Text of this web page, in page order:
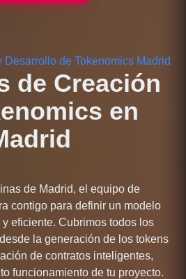
de Tokenomics Madrid
de Creación
en
de Madrid, el equipo de
contigo para definir un modelo
eficiente. Cubrimos todos los
la generación de los tokens
de contratos inteligentes,
funcionamiento de tu proyecto.